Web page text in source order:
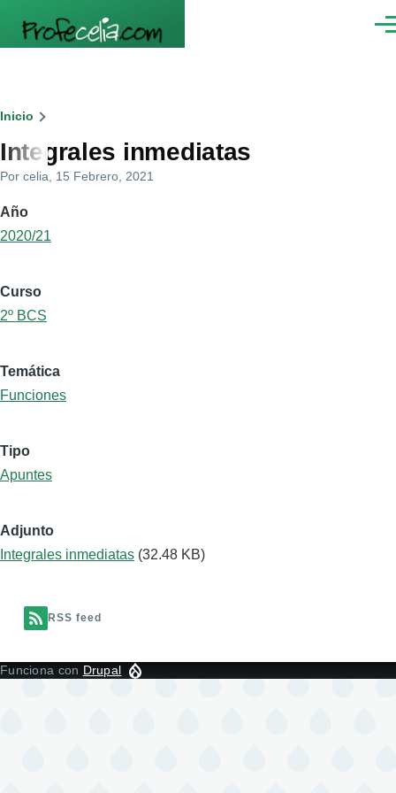
Ruta
de
navegación
Inicio
Integrales inmediatas
Por celia , 15 Febrero, 2021
Año
2020/21
Curso
2º BCS
Temática
Funciones
Tipo
Apuntes
Adjunto
Integrales inmediatas (32.48 KB)
RSS feed
Funciona con Drupal